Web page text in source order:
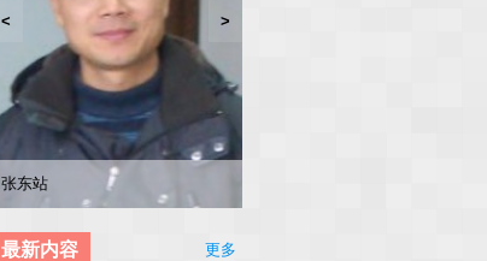
林子雨
张东站
林文水
冯少荣
< >
最新内容 更多